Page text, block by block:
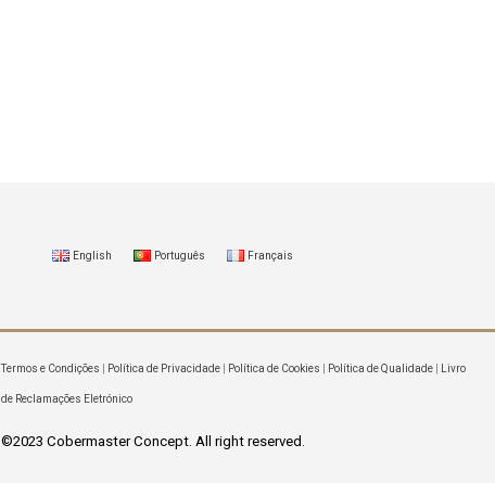
English Português Français
Termos e Condições Política de Privacidade Política de Cookies Política de Qualidade Livro
de Reclamações Eletrónico
©2023 Cobermaster Concept. All right reserved.